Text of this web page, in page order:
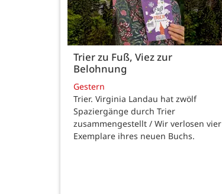
Trier zu Fuß, Viez zur
Belohnung
Gestern
Trier. Virginia Landau hat zwölf
Spaziergänge durch Trier
zusammengestellt / Wir verlosen vier
Exemplare ihres neuen Buchs.